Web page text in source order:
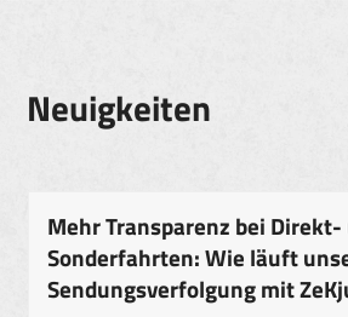
Neuigkeiten
Mehr Transparenz bei
Sonderfahrten: Wie läuft
Sendungsverfolgung mit